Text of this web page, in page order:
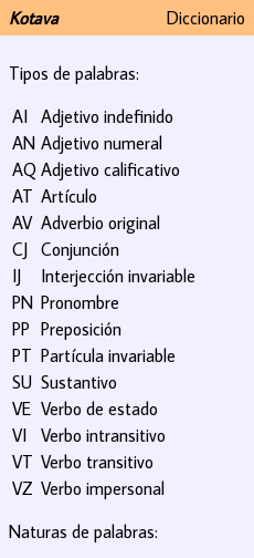
Kotava Diccionario
Tipos de palabras:
AI Adjetivo indefinido
AN Adjetivo numeral
AQ Adjetivo calificativo
AT Artículo
AV Adverbio original
CJ Conjunción
IJ
Interjección invariable
PN Pronombre
PP Preposición
PT Partícula invariable
SU Sustantivo
VE Verbo de estado
VI
Verbo intransitivo
VT Verbo transitivo
VZ Verbo impersonal
Naturas de palabras: